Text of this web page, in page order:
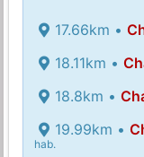
17.66km •
18.11km •
18.8km •
19.99km •
hab.